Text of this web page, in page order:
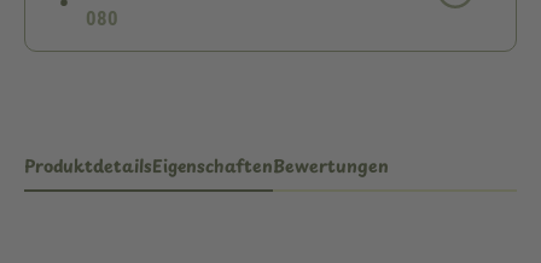
080
ProduktdetailsEigenschaftenBewertungen